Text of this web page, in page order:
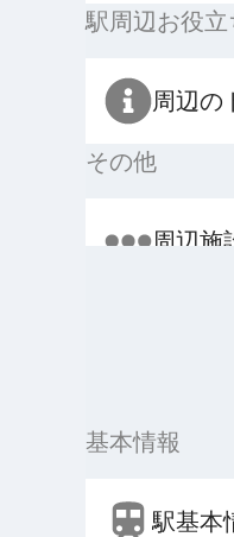
駅周辺お役立
周辺の
その他
周辺施
基本情報
駅基本